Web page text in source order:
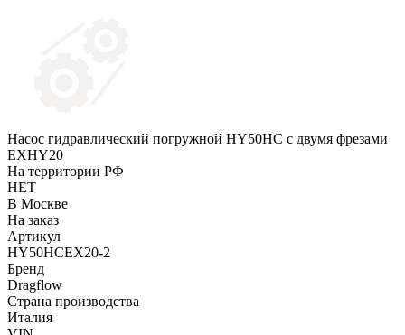
Насос гидравлический погружной HY50HC c двумя фрезами
EXHY20
На территории РФ
НЕТ
В Москве
На заказ
Артикул
HY50HCEX20-2
Бренд
Dragflow
Страна производства
Италия